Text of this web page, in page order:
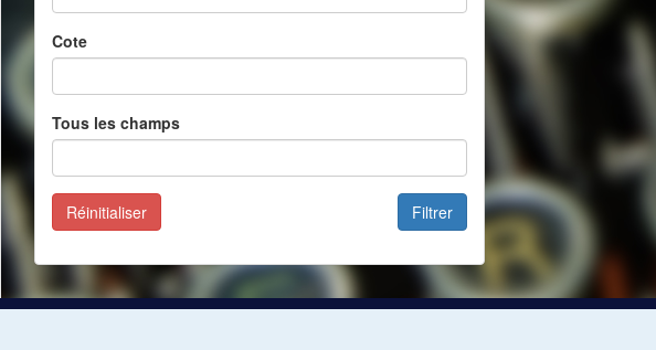
Cote
Tous les champs
Filtrer
Réinitialiser